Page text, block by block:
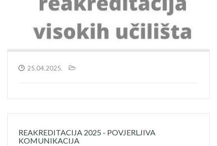
25.04.2025.
REAKREDITACIJA 2025 - POVJERLJIVA
KOMUNIKACIJA